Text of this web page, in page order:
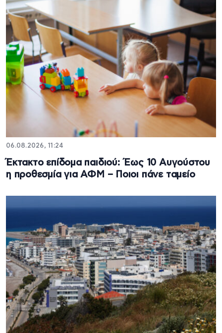
06.08.2026, 11:24
Έκτακτο επίδομα παιδιού: Έως 10 Αυγούστου
η προθεσμία για ΑΦΜ – Ποιοι πάνε ταμείο